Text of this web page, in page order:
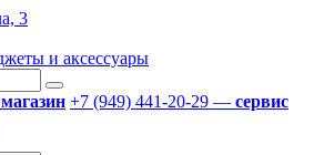
3
магазин +7 (949) 441-20-29 — сервис